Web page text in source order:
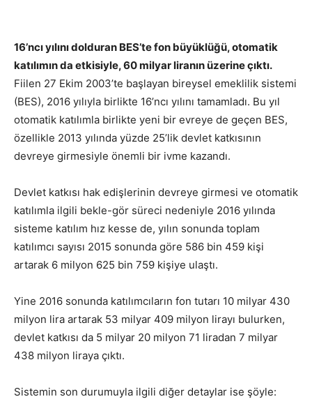
16’ncı yılını dolduran BES’te fon büyüklüğü, otomatik
katılımın da etkisiyle, 60 milyar liranın üzerine çıktı.
Fiilen 27 Ekim 2003’te başlayan bireysel emeklilik sistemi
(BES), 2016 yılıyla birlikte 16’ncı yılını tamamladı. Bu yıl
otomatik katılımla birlikte yeni bir evreye de geçen BES,
özellikle 2013 yılında yüzde 25’lik devlet katkısının
devreye girmesiyle önemli bir ivme kazandı.
Devlet katkısı hak edişlerinin devreye girmesi ve otomatik
katılımla ilgili bekle-gör süreci nedeniyle 2016 yılında
sisteme katılım hız kesse de, yılın sonunda toplam
katılımcı sayısı 2015 sonunda göre 586 bin 459 kişi
artarak 6 milyon 625 bin 759 kişiye ulaştı.
Yine 2016 sonunda katılımcıların fon tutarı 10 milyar 430
milyon lira artarak 53 milyar 409 milyon lirayı bulurken,
devlet katkısı da 5 milyar 20 milyon 71 liradan 7 milyar
438 milyon liraya çıktı.
Sistemin son durumuyla ilgili diğer detaylar ise şöyle: